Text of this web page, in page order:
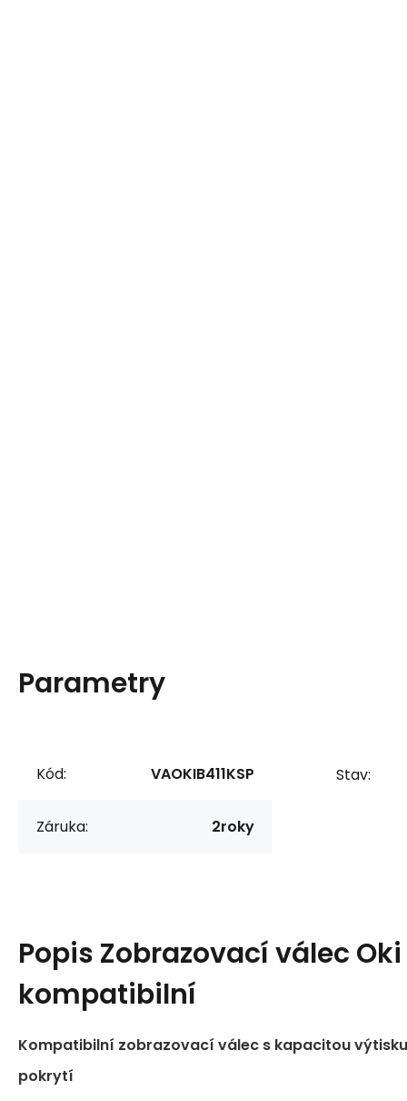
Parametry
Kód: VAOKIB411KSP
Záruka: 2roky
Stav:
Popis Zobrazovací válec
kompatibilní
Kompatibilní zobrazovací válec s kapacitou
pokrytí